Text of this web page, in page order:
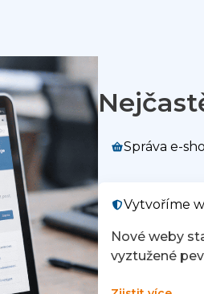
Správa e-
Vytvoříme
Nové weby
vyztužené